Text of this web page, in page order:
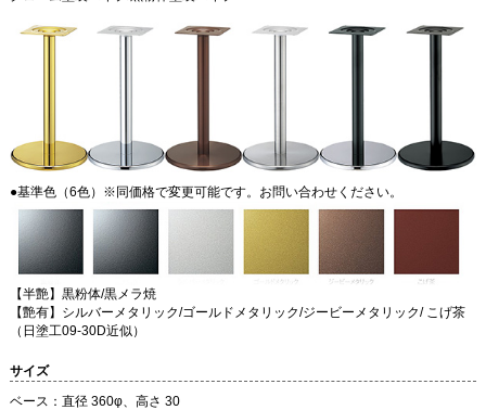
●基準色（6色）※同価格で変更可能です。お問い合わせください。
【半艶】黒粉体/黒メラ焼
【艶有】シルバーメタリック/ゴールドメタリック/ジービーメタリック/ こげ茶
（日塗工09-30D近似）
サイズ
ベース：直径 360φ、高さ 30